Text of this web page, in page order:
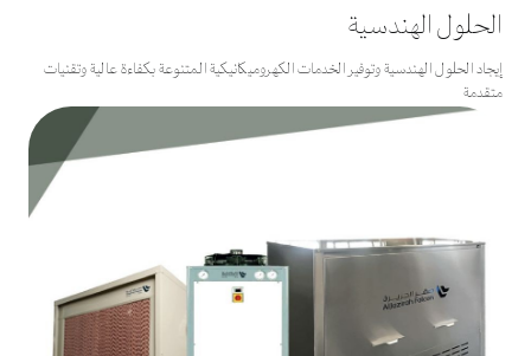
الحلول الهندسية
إيجاد الحلول الهندسية وتوفير الخدمات الكهروميكانيكية المتنوعة بكفاءة عالية وتقنيات
متقدمة